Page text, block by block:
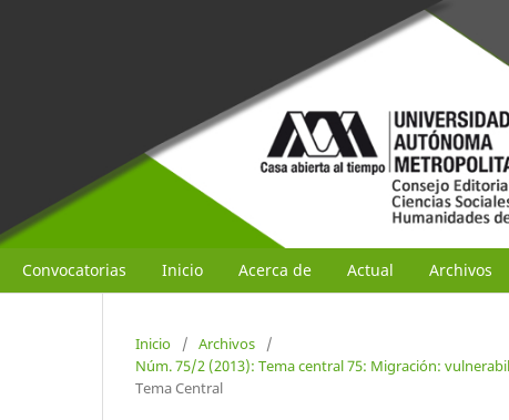
Convocatorias Inicio Acerca de Actual Archivos
Inicio / Archivos
/
Núm. 75/2 (2013): Tema central 75: Migración:
Tema Central